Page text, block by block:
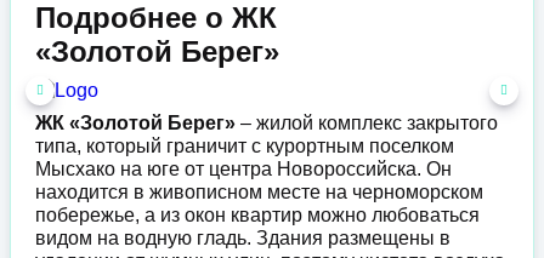
Подробнее о ЖК
«Золотой Берег»
ЖК «Золотой Берег» – жилой комплекс закрытого
типа, который граничит с курортным поселком
Мысхако на юге от центра Новороссийска. Он
находится в живописном месте на черноморском
побережье, а из окон квартир можно любоваться
видом на водную гладь. Здания размещены в